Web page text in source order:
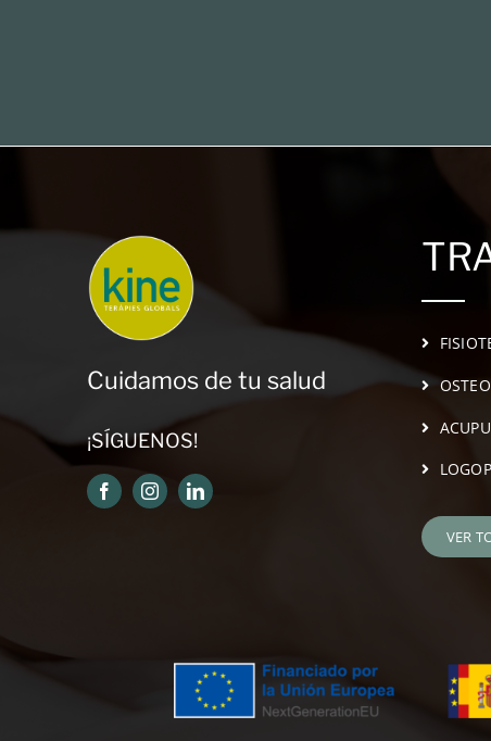
Cuidamos de tu salud
¡SÍGUENOS!
VER